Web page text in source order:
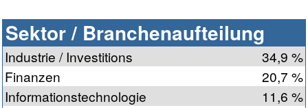
Sektor / Branchenaufteilung
Industrie / Investitions
34,9 %
Finanzen
20,7 %
Informationstechnologie
11,6 %